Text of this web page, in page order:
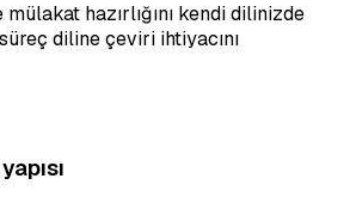
hazırlığını kendi dilinizde
diline çeviri ihtiyacını